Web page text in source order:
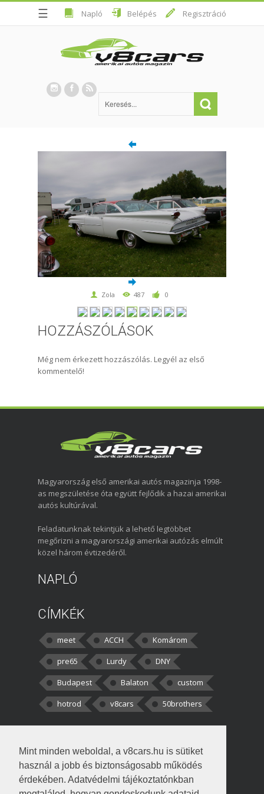
Mint minden weboldal, a v8cars.hu is sütiket
használ a jobb és biztonságosabb működés
érdekében. Adatvédelmi tájékoztatónkban
☰ Napló Belépés Regisztráció
Zola 487 0
HOZZÁSZÓLÁSOK
Még nem érkezett hozzászólás. Legyél az első
kommentelő!
Magyarország első amerikai autós magazinja 1998-
as megszületése óta együtt fejlődik a hazai amerikai
autós kultúrával.
Feladatunknak tekintjük a lehető legtöbbet
megőrizni a magyarországi amerikai autózás elmúlt
közel három évtizedéről.
NAPLÓ
CÍMKÉK
meet ACCH
Komárom
pre65
Lurdy
DNY
Budapest
Balaton
custom
hotrod
v8cars 50brothers
kortisz:Elszúrtam! Én csak két
darabbaal számoltam. Nem tudtam, hogy fél autót,